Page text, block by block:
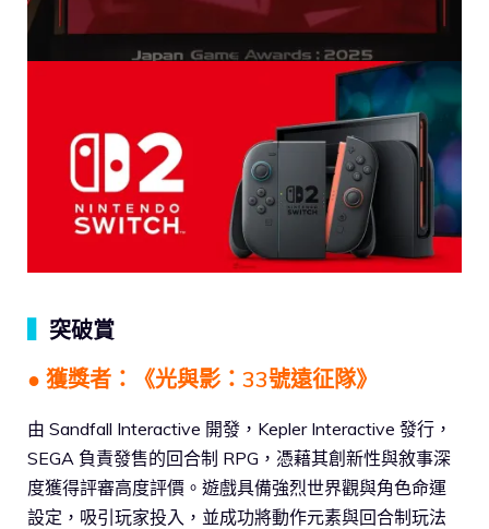
突破賞
● 獲獎者：《光與影：33號遠征隊》
由 Sandfall Interactive 開發，Kepler Interactive 發行，
SEGA 負責發售的回合制 RPG，憑藉其創新性與敘事深
度獲得評審高度評價。遊戲具備強烈世界觀與角色命運
設定，吸引玩家投入，並成功將動作元素與回合制玩法